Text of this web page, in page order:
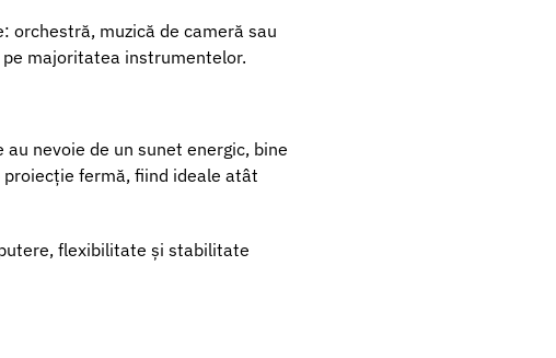
orchestră, muzică de cameră sau
majoritatea instrumentelor.
nevoie de un sunet energic, bine
fermă, fiind ideale atât
flexibilitate și stabilitate